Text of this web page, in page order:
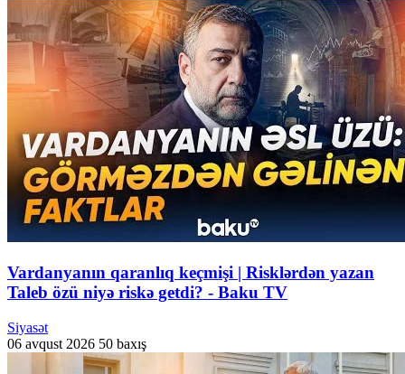
Vardanyanın qaranlıq keçmişi | Risklərdən yazan
Taleb özü niyə riskə getdi? - Baku TV
Siyasət
06 avqust 2026 50 baxış